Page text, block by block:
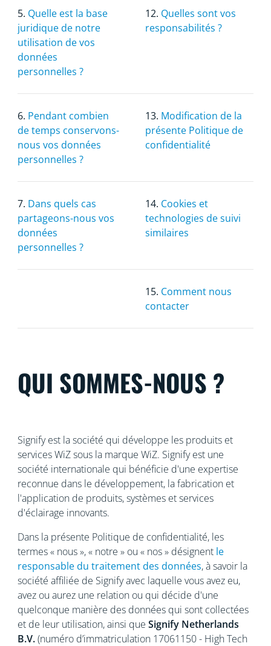
5. Quelle est la base
juridique de notre
utilisation de vos
données
personnelles ?
12. Quelles sont vos
responsabilités ?
6. Pendant combien
de temps conservons-
nous vos données
personnelles ?
13. Modification de la
présente Politique de
confidentialité
7. Dans quels cas
partageons-nous vos
données
personnelles ?
14. Cookies et
technologies de suivi
similaires
15. Comment nous
contacter
QUI SOMMES-NOUS ?
Signify est la société qui développe les produits et
services WiZ sous la marque WiZ. Signify est une
société internationale qui bénéficie d'une expertise
reconnue dans le développement, la fabrication et
l'application de produits, systèmes et services
d'éclairage innovants.
Dans la présente Politique de confidentialité, les
termes « nous », « notre » ou « nos » désignent le
responsable du traitement des données, à savoir la
société affiliée de Signify avec laquelle vous avez eu,
avez ou aurez une relation ou qui décide d'une
quelconque manière des données qui sont collectées
et de leur utilisation, ainsi que Signify Netherlands
B.V.(numéro d’immatriculation 17061150 - High Tech